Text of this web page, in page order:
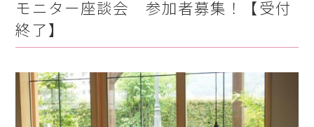
モニター座談会 参加者募集！【受付
終了】